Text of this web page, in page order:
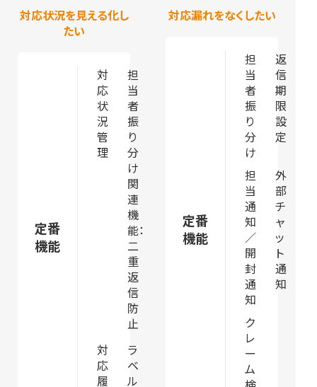
対応状況を見える化し
たい
定番
機能
対
応
状
況
管
理
担
当
者
振
り
分
け
関
連
機
能：
二
重
返
信
防
止
対
応
履
ラ
ベ
ル
対応漏れをなくしたい
定番
機能
担
当
者
振
り
分
け
返
信
期
限
設
定
担
当
通
知
／
開
封
通
知
外
部
チ
ャ
ッ
ト
通
知
ク
レ
ー
ム